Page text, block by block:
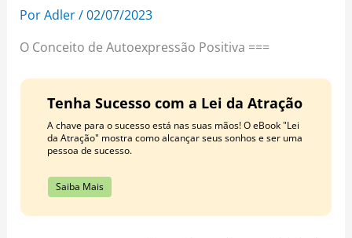
o
k
r
a
m
e
s
t
PorAdler/02/07/2023
O Conceito de Autoexpressão Positiva ===
Tenha Sucesso com a Lei da Atração
A chave para o sucesso está nas suas mãos! O eBook "Lei
da Atração" mostra como alcançar seus sonhos e ser uma
pessoa de sucesso.
Saiba Mais